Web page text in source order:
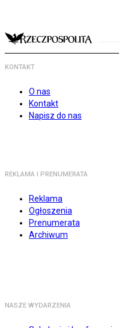
KONTAKT
O nas
Kontakt
Napisz do nas
REKLAMA I PRENUMERATA
Reklama
Ogłoszenia
Prenumerata
Archiwum
NASZE WYDARZENIA